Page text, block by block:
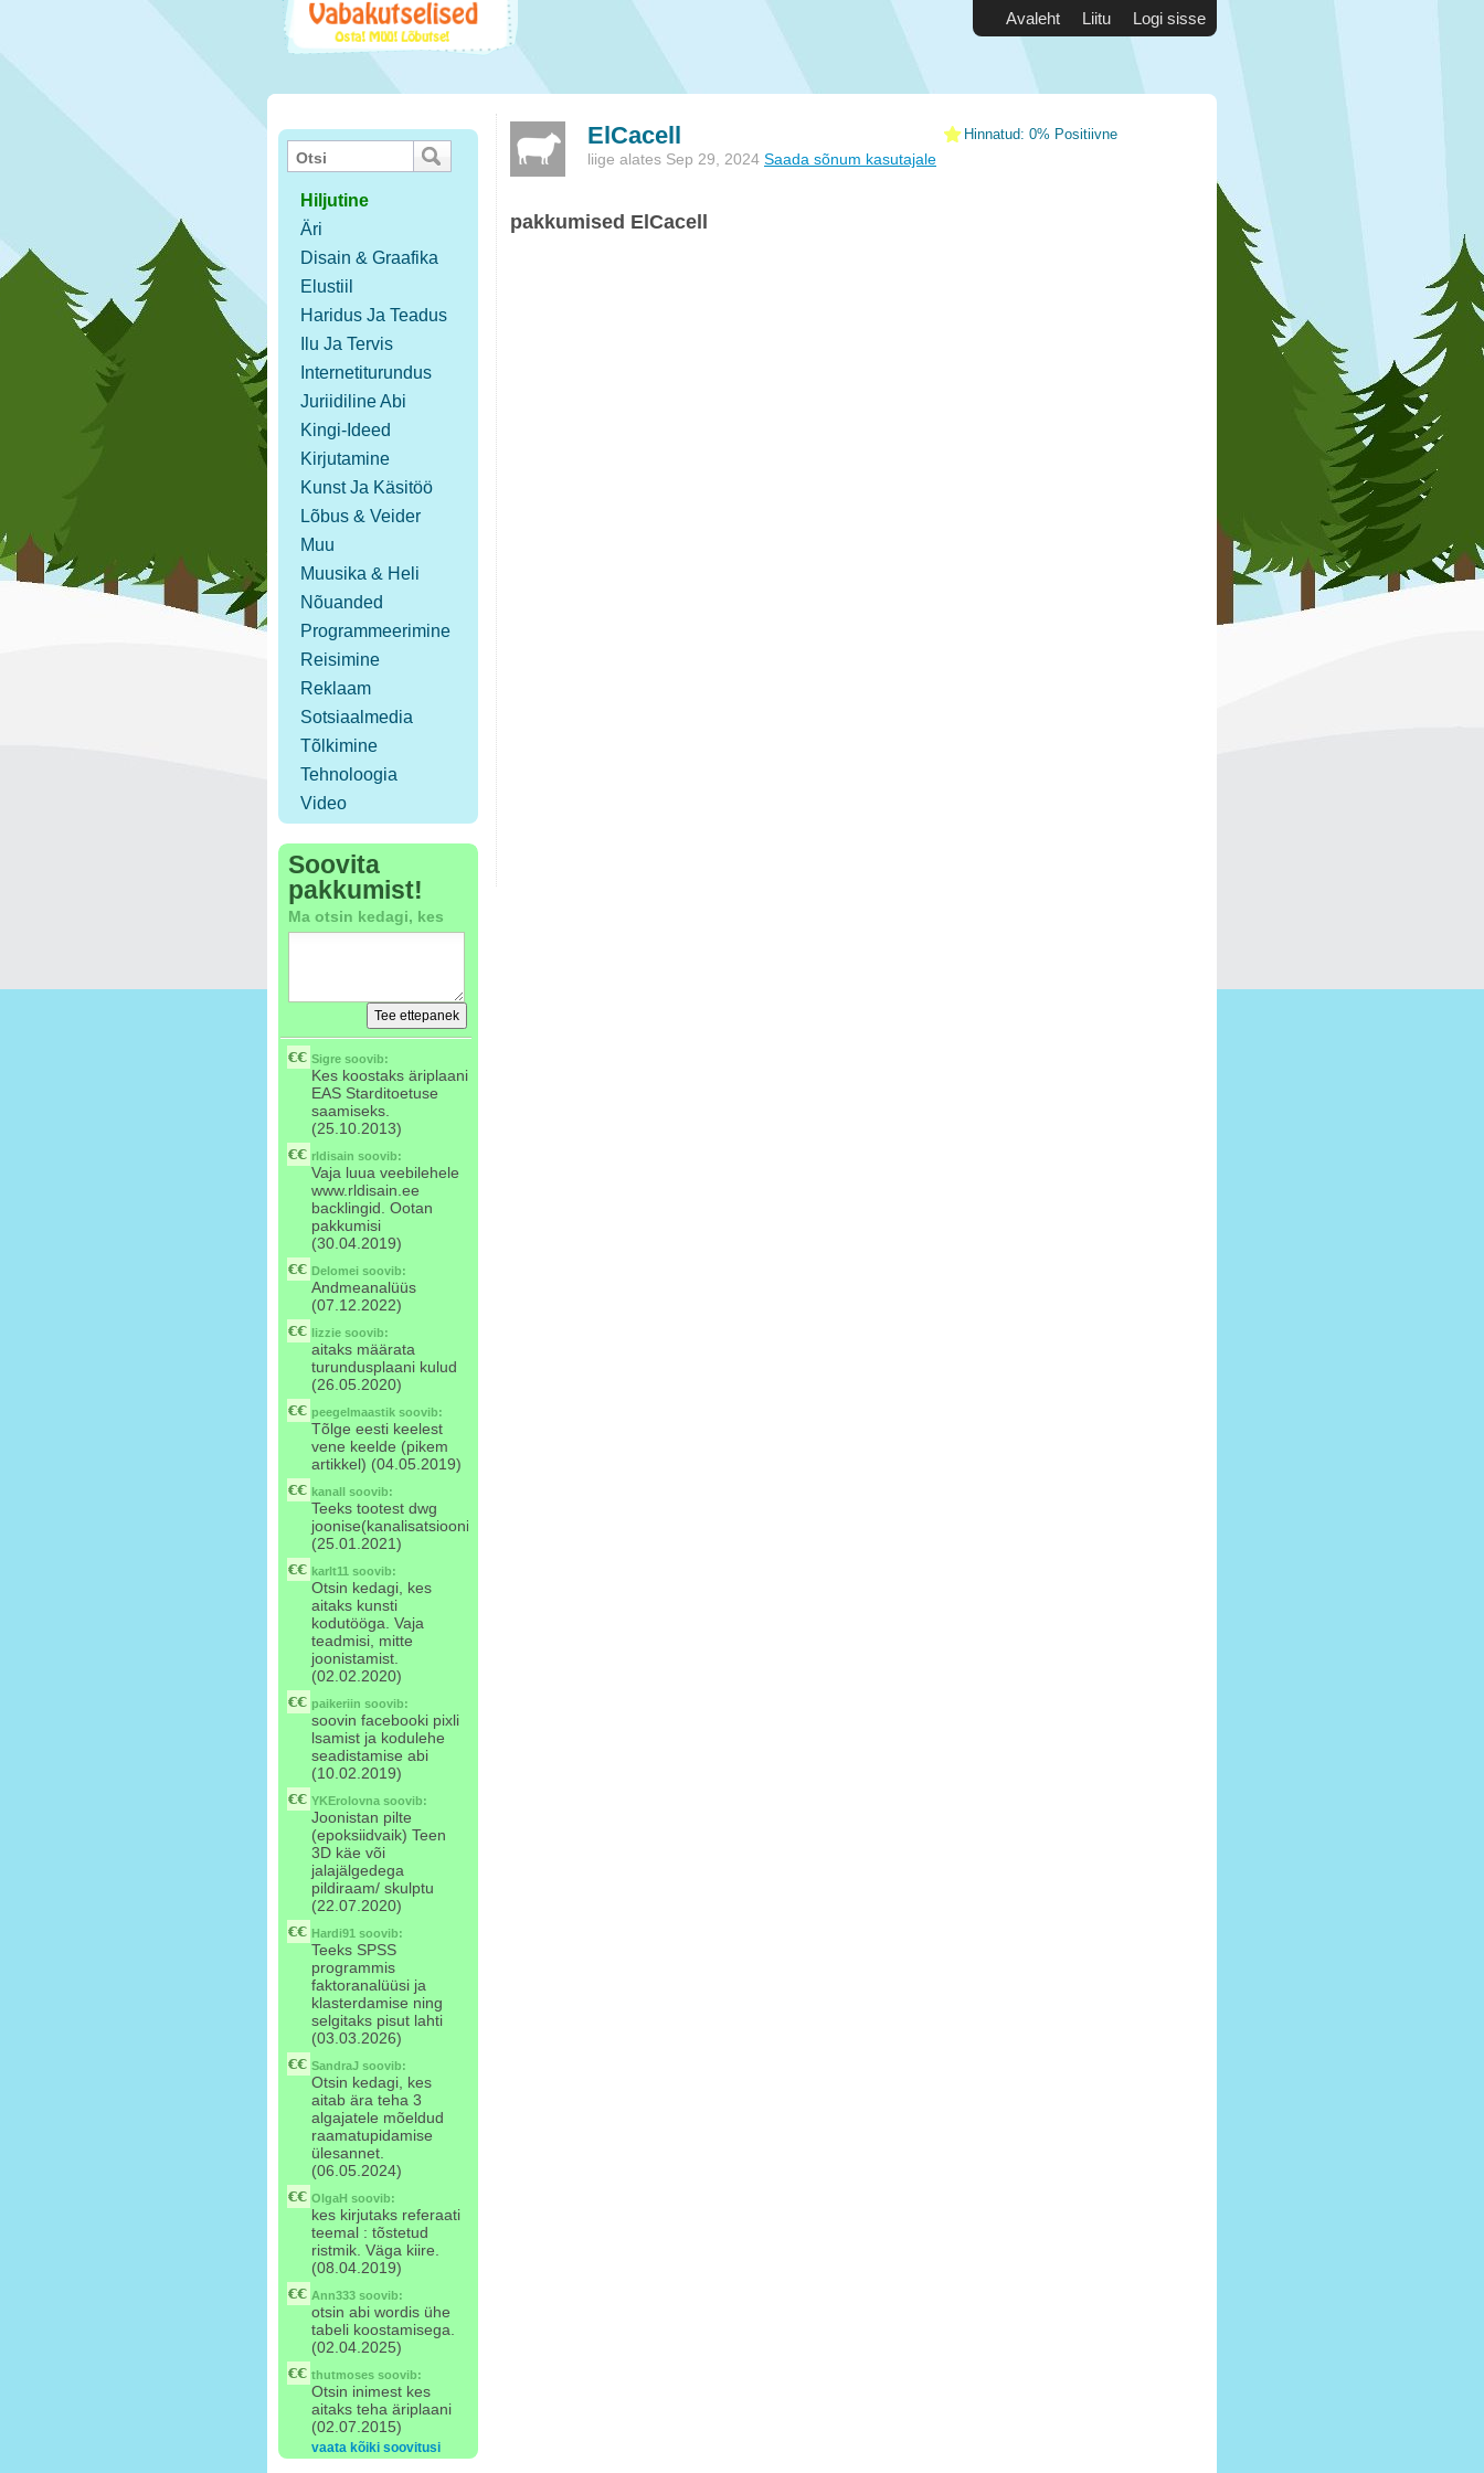
Avaleht Liitu Logi sisse
Hiljutine
Äri
Disain & Graafika
Elustiil
Haridus Ja Teadus
Ilu Ja Tervis
Internetiturundus
Juriidiline Abi
Kingi-Ideed
Kirjutamine
Kunst Ja Käsitöö
Lõbus & Veider
Muu
Muusika & Heli
Nõuanded
Programmeerimine
Reisimine
Reklaam
Sotsiaalmedia
Tõlkimine
Tehnoloogia
Video
Soovita
pakkumist!
Ma otsin kedagi, kes
Sigre soovib:
Kes koostaks äriplaani
EAS Starditoetuse
saamiseks.
(25.10.2013)
rldisain soovib:
Vaja luua veebilehele
www.rldisain.ee
backlingid. Ootan
pakkumisi
(30.04.2019)
Delomei soovib:
Andmeanalüüs
(07.12.2022)
lizzie soovib:
aitaks määrata
turundusplaani kulud
(26.05.2020)
peegelmaastik soovib:
Tõlge eesti keelest
vene keelde (pikem
artikkel) (04.05.2019)
kanall soovib:
Teeks tootest dwg
joonise(kanalisatsioonipumpla)
(25.01.2021)
karlt11 soovib:
Otsin kedagi, kes
aitaks kunsti
kodutööga. Vaja
teadmisi, mitte
joonistamist.
(02.02.2020)
paikeriin soovib:
soovin facebooki pixli
lsamist ja kodulehe
seadistamise abi
(10.02.2019)
YKErolovna soovib:
Joonistan pilte
(epoksiidvaik) Teen
3D käe või
jalajälgedega
pildiraam/ skulptu
(22.07.2020)
Hardi91 soovib:
Teeks SPSS
programmis
faktoranalüüsi ja
klasterdamise ning
selgitaks pisut lahti
(03.03.2026)
SandraJ soovib:
Otsin kedagi, kes
aitab ära teha 3
algajatele mõeldud
raamatupidamise
ülesannet.
(06.05.2024)
OlgaH soovib:
kes kirjutaks referaati
teemal : tõstetud
ristmik. Väga kiire.
(08.04.2019)
Ann333 soovib:
otsin abi wordis ühe
tabeli koostamisega.
(02.04.2025)
thutmoses soovib:
Otsin inimest kes
aitaks teha äriplaani
(02.07.2015)
vaata kõiki soovitusi
ElCacell Hinnatud: 0% Positiivne
liige alates Sep 29, 2024 Saada sõnum kasutajale
pakkumised ElCacell